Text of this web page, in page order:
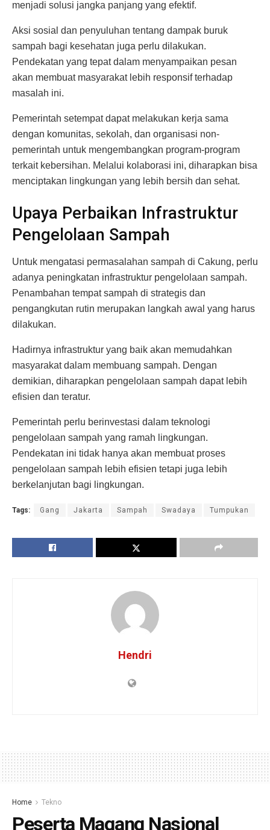
menjadi solusi jangka panjang yang efektif.
Aksi sosial dan penyuluhan tentang dampak buruk
sampah bagi kesehatan juga perlu dilakukan.
Pendekatan yang tepat dalam menyampaikan pesan
akan membuat masyarakat lebih responsif terhadap
masalah ini.
Pemerintah setempat dapat melakukan kerja sama
dengan komunitas, sekolah, dan organisasi non-
pemerintah untuk mengembangkan program-program
terkait kebersihan. Melalui kolaborasi ini, diharapkan bisa
menciptakan lingkungan yang lebih bersih dan sehat.
Upaya Perbaikan Infrastruktur
Pengelolaan Sampah
Untuk mengatasi permasalahan sampah di Cakung, perlu
adanya peningkatan infrastruktur pengelolaan sampah.
Penambahan tempat sampah di strategis dan
pengangkutan rutin merupakan langkah awal yang harus
dilakukan.
Hadirnya infrastruktur yang baik akan memudahkan
masyarakat dalam membuang sampah. Dengan
demikian, diharapkan pengelolaan sampah dapat lebih
efisien dan teratur.
Pemerintah perlu berinvestasi dalam teknologi
pengelolaan sampah yang ramah lingkungan.
Pendekatan ini tidak hanya akan membuat proses
pengelolaan sampah lebih efisien tetapi juga lebih
berkelanjutan bagi lingkungan.
Tags: Gang Jakarta Sampah Swadaya Tumpukan
Hendri
Home Tekno
Peserta Magang Nasional